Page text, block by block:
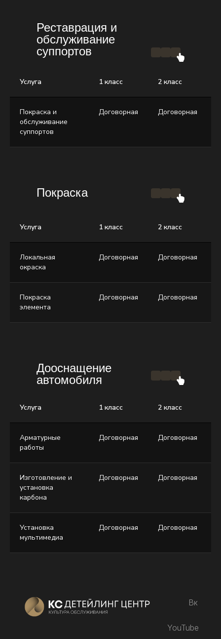
Реставрация и
обслуживание
суппортов
Услуга 1 класс 2 класс
Покраска и
обслуживание
суппортов
Договорная Договорная
Покраска
Услуга 1 класс 2 класс
Локальная
окраска
Договорная Договорная
Покраска
элемента
Договорная Договорная
Дооснащение
автомобиля
Услуга 1 класс 2 класс
Арматурные
работы
Договорная Договорная
Изготовление и
установка
карбона
Договорная Договорная
Установка
мультимедиа
Договорная Договорная
YouTube
Вк